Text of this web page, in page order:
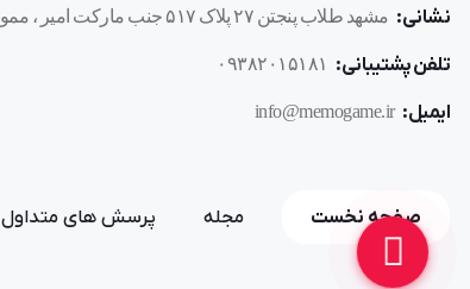
نشانی: مشهد طلاب پنجتن ۲۷ پلاک ۵۱۷ جنب مارکت امیر ، مموگیم(موبایل هوشیار)
تلفن پشتیبانی: ۰۹۳۸۲۰۱۵۱۸۱
ایمیل: info@memogame.ir
صفحه نخست مجله پرسش های متداول